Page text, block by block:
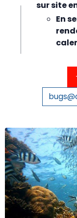
sur site
En